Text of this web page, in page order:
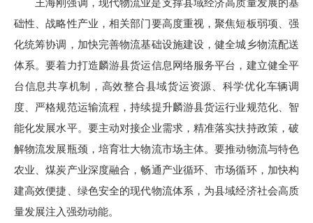
王海刚强调，现代物流业是支撑县域经济高质量发展的基
础性、战略性产业，相关部门要高度重视，聚焦短板弱项、强
化统筹协调，加快完善物流基础设施建设，健全城乡物流配送
体系。要着力打造麟游县货运信息网络服务平台，建立健全平
台信息共享机制，高效整合县域货运资源、科学优化车辆调
度、严格规范运输流程，持续提升麟游县货运行业规范化、智
能化发展水平。要主动对接企业需求，精准落实扶持政策，破
解物流发展瓶颈，培育壮大物流市场主体。要推动物流与特色
农业、煤炭产业深度融合，畅通产业循环、市场循环，加快构
建高效便捷、绿色安全的现代物流体系，为县域经济社会高质
量发展注入强劲动能。